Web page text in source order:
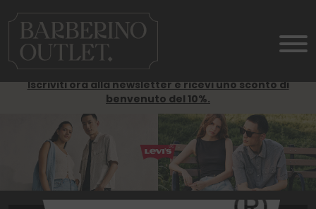
Iscriviti ora alla newsletter e ricevi uno sconto di
benvenuto del 10%.